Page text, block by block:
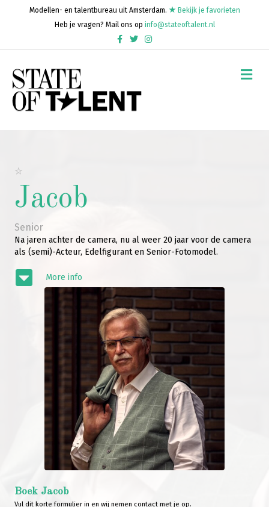
Modellen- en talentbureau uit Amsterdam.
Bekijk je favorieten
Heb je vragen? Mail ons op info@stateoftalent.nl
FacebookTwitterInstagram
Jacob
Senior
Na jaren achter de camera, nu al weer 20 jaar voor de camera
als (semi)-Acteur, Edelfigurant en Senior-Fotomodel.
More info
Boek Jacob
Vul dit korte formulier in en wij nemen contact met je op.